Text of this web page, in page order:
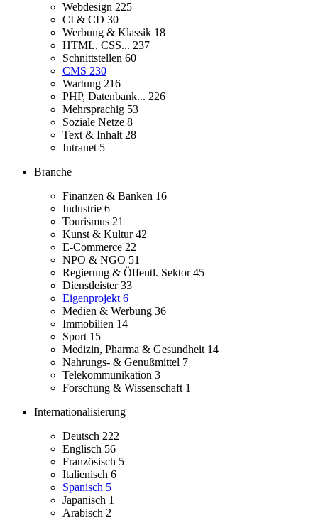
Webdesign 225
CI & CD 30
Werbung & Klassik 18
HTML, CSS... 237
Schnittstellen 60
CMS 230
Wartung 216
PHP, Datenbank... 226
Mehrsprachig 53
Soziale Netze 8
Text & Inhalt 28
Intranet 5
Branche
Finanzen & Banken 16
Industrie 6
Tourismus 21
Kunst & Kultur42
E-Commerce 22
NPO & NGO 51
Regierung & Öffentl. Sektor45
Dienstleister33
Eigenprojekt 6
Medien & Werbung 36
Immobilien 14
Sport 15
Medizin, Pharma & Gesundheit 14
Nahrungs- & Genußmittel 7
Telekommunikation 3
Forschung & Wissenschaft 1
Internationalisierung
Deutsch 222
Englisch 56
Französisch 5
Italienisch 6
Spanisch 5
Japanisch 1
Arabisch 2